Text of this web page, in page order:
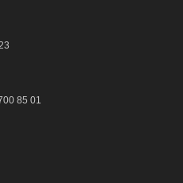
85 01